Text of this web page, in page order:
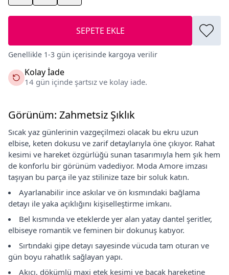
SEPETE EKLE
Genellikle 1-3 gün içerisinde kargoya verilir
Kolay İade
14 gün içinde şartsız ve kolay iade.
Görünüm: Zahmetsiz Şıklık
Sıcak yaz günlerinin vazgeçilmezi olacak bu ekru uzun
elbise, keten dokusu ve zarif detaylarıyla öne çıkıyor. Rahat
kesimi ve hareket özgürlüğü sunan tasarımıyla hem şık hem
de konforlu bir görünüm vadediyor. Moda Amore imzası
taşıyan bu parça ile yaz stilinize taze bir soluk katın.
Ayarlanabilir ince askılar ve ön kısmındaki bağlama
detayı ile yaka açıklığını kişiselleştirme imkanı.
Bel kısmında ve eteklerde yer alan yatay dantel şeritler,
elbiseye romantik ve feminen bir dokunuş katıyor.
Sırtındaki gipe detayı sayesinde vücuda tam oturan ve
gün boyu rahatlık sağlayan yapı.
Akıcı, dökümlü maxi etek kesimi ve bacak hareketine